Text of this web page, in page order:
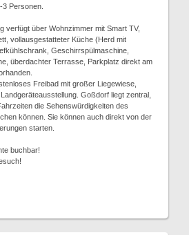
Personen.
verfügt über Wohnzimmer mit Smart TV,
vollausgestatteter Küche (Herd mit
Geschirrspülmaschine,
überdachter Terrasse, Parkplatz direkt am
Freibad mit großer Liegewiese,
Goßdorf liegt zentral,
die Sehenswürdigkeiten des
können. Sie können auch direkt von der
starten.
buchbar!